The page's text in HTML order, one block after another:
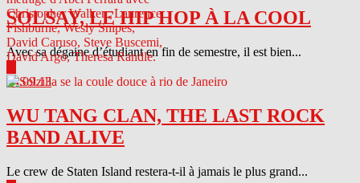
SOLSAY, LE HIP HOP À LA COOL
Avec sa dégaine d’étudiant en fin de semestre, il est bien...
04.09.13
WU TANG CLAN, THE LAST ROCK
BAND ALIVE
Le crew de Staten Island restera-t-il à jamais le plus grand...